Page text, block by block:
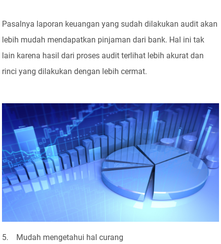
Pasalnya laporan keuangan yang sudah dilakukan audit akan
lebih mudah mendapatkan pinjaman dari bank. Hal ini tak
lain karena hasil dari proses audit terlihat lebih akurat dan
rinci yang dilakukan dengan lebih cermat.
5. Mudah mengetahui hal curang